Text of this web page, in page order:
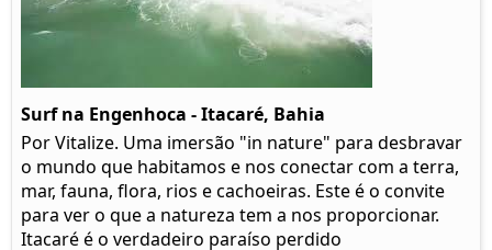
Surf na Engenhoca - Itacaré, Bahia
Por Vitalize. Uma imersão "in nature" para desbravar
o mundo que habitamos e nos conectar com a terra,
mar, fauna, flora, rios e cachoeiras. Este é o convite
para ver o que a natureza tem a nos proporcionar.
Itacaré é o verdadeiro paraíso perdido